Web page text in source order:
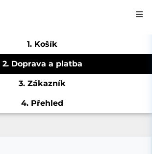
1. Košík
2. Doprava a platba
3. Zákazník
4. Přehled